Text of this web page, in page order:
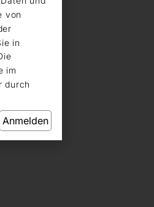
von
in
im
durch
Anmelden